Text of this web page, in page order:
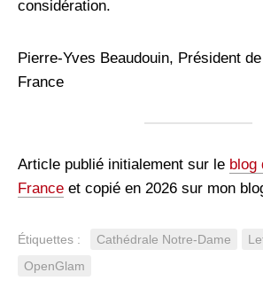
considération.
Pierre-Yves Beaudouin, Président
France
Article publié initialement sur le blog
France et copié en 2026 sur mon
Étiquettes : Cathédrale Notre-Dame
OpenGlam